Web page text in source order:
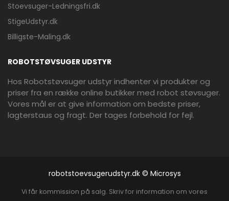
Stoevsuger-Ledningsfri.dk
StigeUdstyr.dk
Billigste-Maling.dk
ROBOTSTØVSUGER UDSTYR
Hos Robotstøvsuger udstyr indhenter vi produkter og
priser fra en række online butikker med robot støvsuger.
Vores mål er at give information om bedste priser,
lagterstaus og fragt. Der tages forbehold for fejl.
robotstoevsugerudstyr.dk © Microsys
Vi får kommission på salg. Skriv for information om vores